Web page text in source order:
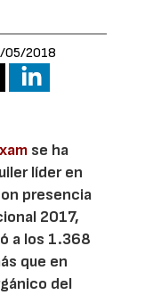
05/2018
se ha
líder en
presencia
2017,
a los 1.368
que en
del